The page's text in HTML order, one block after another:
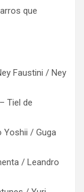
que
Faustini / Ney
Tiel de
Yoshii / Guga
/ Leandro